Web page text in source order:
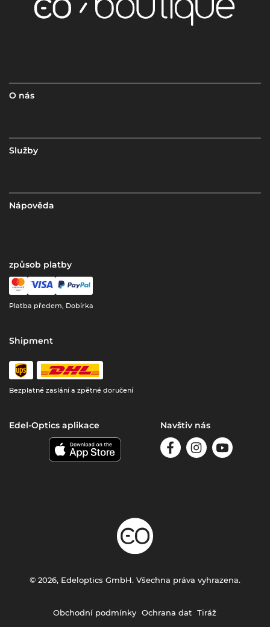
O nás
Služby
Nápověda
způsob platby
Platba předem, Dobírka
Shipment
Bezplatné zaslání a zpětné doručení
Edel-Optics aplikace Navštiv nás
Obchodní podmínky Ochrana dat Tiráž
© 2026, Edeloptics GmbH. Všechna práva vyhrazena.